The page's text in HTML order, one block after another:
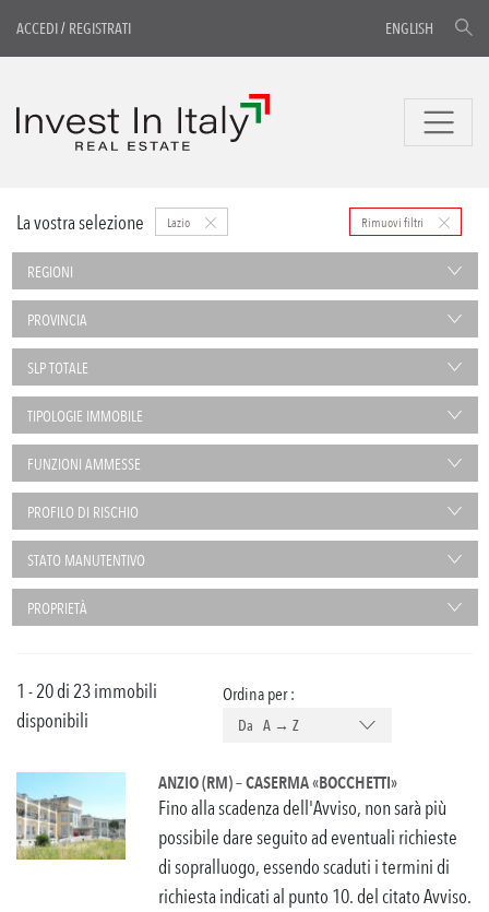
ACCEDI/ REGISTRATI ENGLISH
La vostra selezione Lazio Rimuovi filtri
REGIONI
PROVINCIA
SLP TOTALE
TIPOLOGIE IMMOBILE
FUNZIONI AMMESSE
PROFILO DI RISCHIO
STATO MANUTENTIVO
PROPRIETÀ
1 - 20 di 23 immobili
disponibili
Ordina per :
Da A → Z
ANZIO (RM) – CASERMA «BOCCHETTI»
Fino alla scadenza dell'Avviso, non sarà più
possibile dare seguito ad eventuali richieste
di sopralluogo, essendo scaduti i termini di
richiesta indicati al punto 10. del citato Avviso.